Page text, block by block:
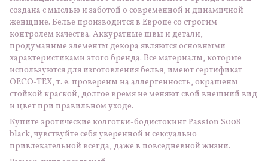
создана с мыслью и заботой о современной и динамичной
женщине. Белье производится в Европе со строгим
контролем качества. Аккуратные швы и детали,
продуманные элементы декора являются основными
характеристиками этого бренда. Все материалы, которые
используются для изготовления белья, имеют сертификат
OECO-TEX, т. е. проверены на аллергенность, окрашены
стойкой краской, долгое время не меняют свой внешний вид
и цвет при правильном уходе.
Купите эротические колготки-бодистокинг Passion S008
black, чувствуйте себя уверенной и сексуально
привлекательной всегда, даже в повседневной жизни.